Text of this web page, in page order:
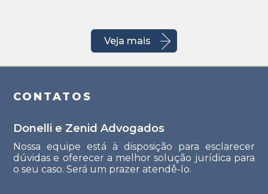
Veja mais
CONTATOS
Donelli e Zenid Advogados
Nossa equipe está à disposição para esclarecer
dúvidas e oferecer a melhor solução jurídica para
o seu caso. Será um prazer atendê-lo.